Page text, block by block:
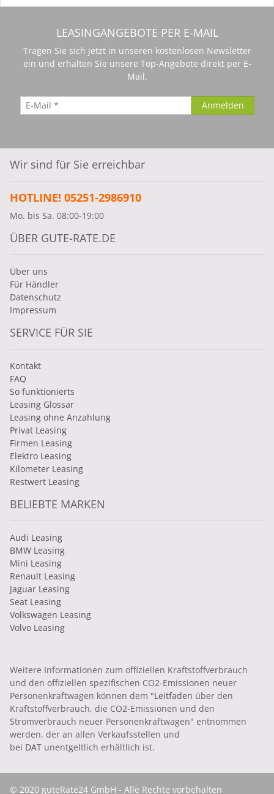
LEASINGANGEBOTE PER E-MAIL
Tragen Sie sich jetzt in unseren kostenlosen Newsletter
ein und erhalten Sie unsere Top-Angebote direkt per E-
Mail.
Wir sind für Sie erreichbar
HOTLINE! 05251-2986910
Mo. bis Sa. 08:00-19:00
ÜBER GUTE-RATE.DE
Über uns
Für Händler
Datenschutz
Impressum
SERVICE FÜR SIE
Kontakt
FAQ
So funktionierts
Leasing Glossar
Leasing ohne Anzahlung
Privat Leasing
Firmen Leasing
Elektro Leasing
Kilometer Leasing
Restwert Leasing
BELIEBTE MARKEN
Audi Leasing
BMW Leasing
Mini Leasing
Renault Leasing
Jaguar Leasing
Seat Leasing
Volkswagen Leasing
Volvo Leasing
Weitere Informationen zum offiziellen Kraftstoffverbrauch
und den offiziellen spezifischen CO2-Emissionen neuer
Personenkraftwagen können dem "Leitfaden über den
Kraftstoffverbrauch, die CO2-Emissionen und den
Stromverbrauch neuer Personenkraftwagen" entnommen
werden, der an allen Verkaufsstellen und
bei DAT unentgeltlich erhältlich ist.
© 2020 guteRate24 GmbH - Alle Rechte vorbehalten